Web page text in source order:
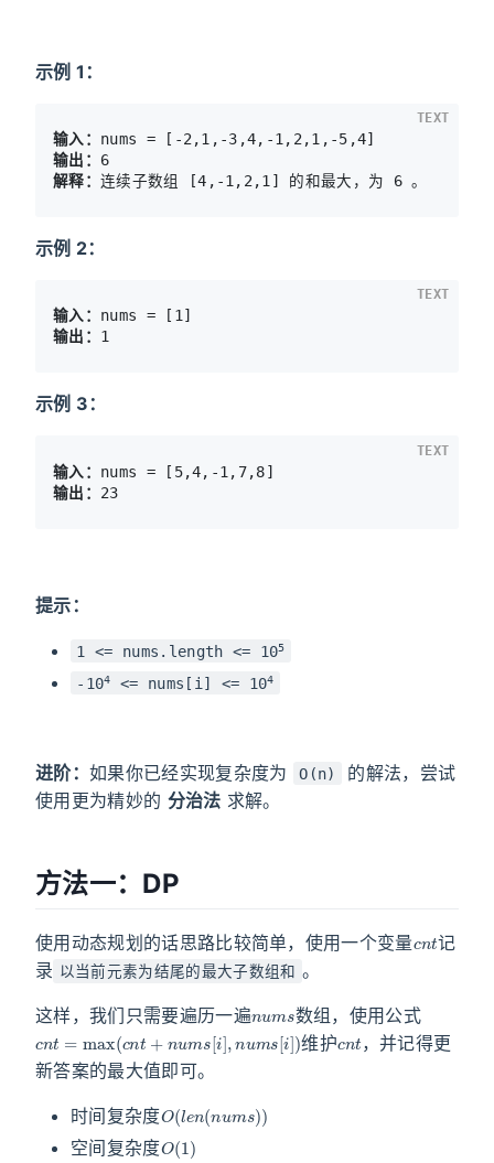
示例 1：
输入：
输出：
解释：
TEXT
示例 2：
输入：
输出：
TEXT
示例 3：
输入：
输出：
TEXT
提示：
1 <= nums.length <= 105
-104 <= nums[i] <= 104
进阶： 如果你已经实现复杂度为 O(n)
的解法，尝试
使用更为精妙的 分治法 求解。
方法一：DP
使用动态规划的话思路比较简单，使用一个变量
记
录 以当前元素为结尾的最大子数组和 。
这样，我们只需要遍历一遍 数组，使用公式
cnt=max( cnt+nums[i nums[i])
维护
c nt
，并记得更
新答案的最大值即可。
时间复杂度
空间复杂度
O (1)